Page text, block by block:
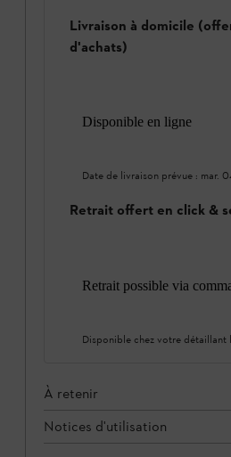
Livraison à domicile
d'achats)
Disponible en ligne
Date de livraison prévue : mar.
Retrait offert en click &
Retrait possible via
Disponible chez votre détaillant
À retenir
Notices d'utilisation